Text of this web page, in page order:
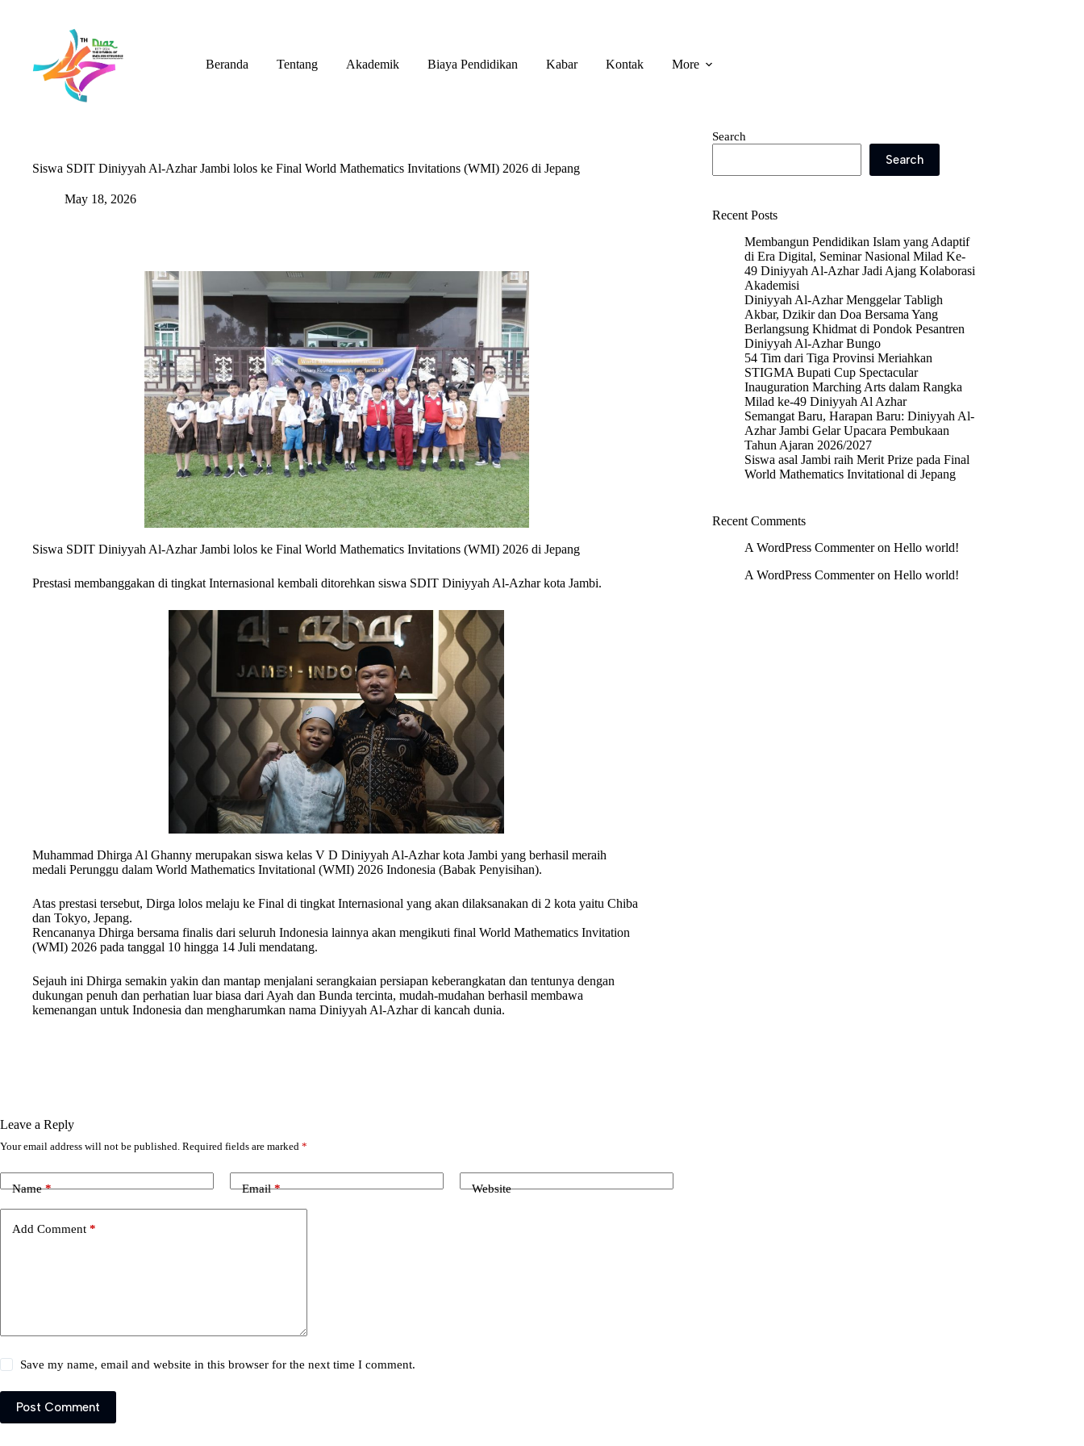
Beranda Tentang Akademik Biaya Pendidikan Kabar Kontak More
Siswa SDIT Diniyyah Al-Azhar Jambi lolos ke Final World Mathematics Invitations (WMI) 2026 di Jepang
May 18, 2026
Siswa SDIT Diniyyah Al-Azhar Jambi lolos ke Final World Mathematics Invitations (WMI) 2026 di Jepang
Prestasi membanggakan di tingkat Internasional kembali ditorehkan siswa SDIT Diniyyah Al-Azhar kota Jambi.
Muhammad Dhirga Al Ghanny merupakan siswa kelas V D Diniyyah Al-Azhar kota Jambi yang berhasil meraih
medali Perunggu dalam World Mathematics Invitational (WMI) 2026 Indonesia (Babak Penyisihan).
Atas prestasi tersebut, Dirga lolos melaju ke Final di tingkat Internasional yang akan dilaksanakan di 2 kota yaitu Chiba
dan Tokyo, Jepang.
Rencananya Dhirga bersama finalis dari seluruh Indonesia lainnya akan mengikuti final World Mathematics Invitation
(WMI) 2026 pada tanggal 10 hingga 14 Juli mendatang.
Sejauh ini Dhirga semakin yakin dan mantap menjalani serangkaian persiapan keberangkatan dan tentunya dengan
dukungan penuh dan perhatian luar biasa dari Ayah dan Bunda tercinta, mudah-mudahan berhasil membawa
kemenangan untuk Indonesia dan mengharumkan nama Diniyyah Al-Azhar di kancah dunia.
Search
Search
Recent Posts
Membangun Pendidikan Islam yang Adaptif
di Era Digital, Seminar Nasional Milad Ke-
49 Diniyyah Al-Azhar Jadi Ajang Kolaborasi
Akademisi
Diniyyah Al-Azhar Menggelar Tabligh
Akbar, Dzikir dan Doa Bersama Yang
Berlangsung Khidmat di Pondok Pesantren
Diniyyah Al-Azhar Bungo
54 Tim dari Tiga Provinsi Meriahkan
STIGMA Bupati Cup Spectacular
Inauguration Marching Arts dalam Rangka
Milad ke-49 Diniyyah Al Azhar
Semangat Baru, Harapan Baru: Diniyyah Al-
Azhar Jambi Gelar Upacara Pembukaan
Tahun Ajaran 2026/2027
Siswa asal Jambi raih Merit Prize pada Final
World Mathematics Invitational di Jepang
Recent Comments
A WordPress CommenteronHello world!
A WordPress CommenteronHello world!
Leave a Reply
Your email address will not be published. Required fields are marked *
Name* Email* Website
Add Comment *
Save my name, email and website in this browser for the next time I comment.
Post Comment